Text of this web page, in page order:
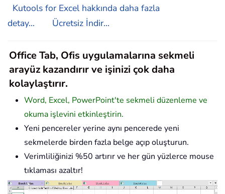
Kutools for Excel hakkında daha fazla
detay...
Ücretsiz İndir...
Office Tab, Ofis uygulamalarına sekmeli
arayüz kazandırır ve işinizi çok daha
kolaylaştırır.
Word, Excel, PowerPoint'te sekmeli düzenleme ve
okuma işlevini etkinleştirin.
Yeni pencereler yerine aynı pencerede yeni
sekmelerde birden fazla belge açıp oluşturun.
Verimliliğinizi %50 artırır ve her gün yüzlerce mouse
tıklaması azaltır!